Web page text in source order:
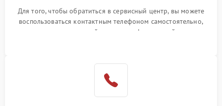
Для того, чтобы обратиться в сервисный центр, вы можете
воспользоваться контактным телефоном самостоятельно,
или оставить свой номер телефона на сайте